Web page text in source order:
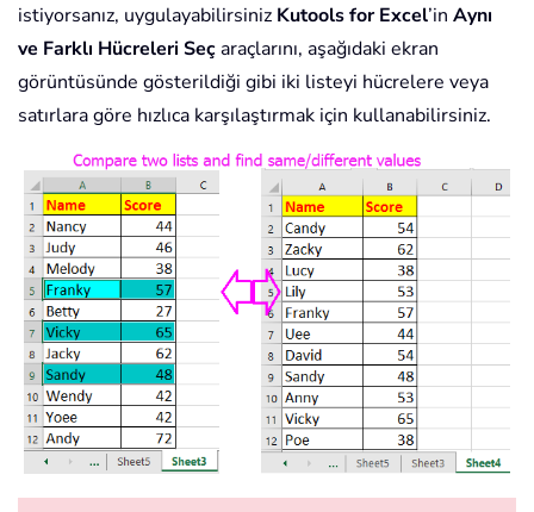
istiyorsanız, uygulayabilirsiniz Kutools for Excel’in Aynı
ve Farklı Hücreleri Seçaraçlarını, aşağıdaki ekran
görüntüsünde gösterildiği gibi iki listeyi hücrelere veya
satırlara göre hızlıca karşılaştırmak için kullanabilirsiniz.